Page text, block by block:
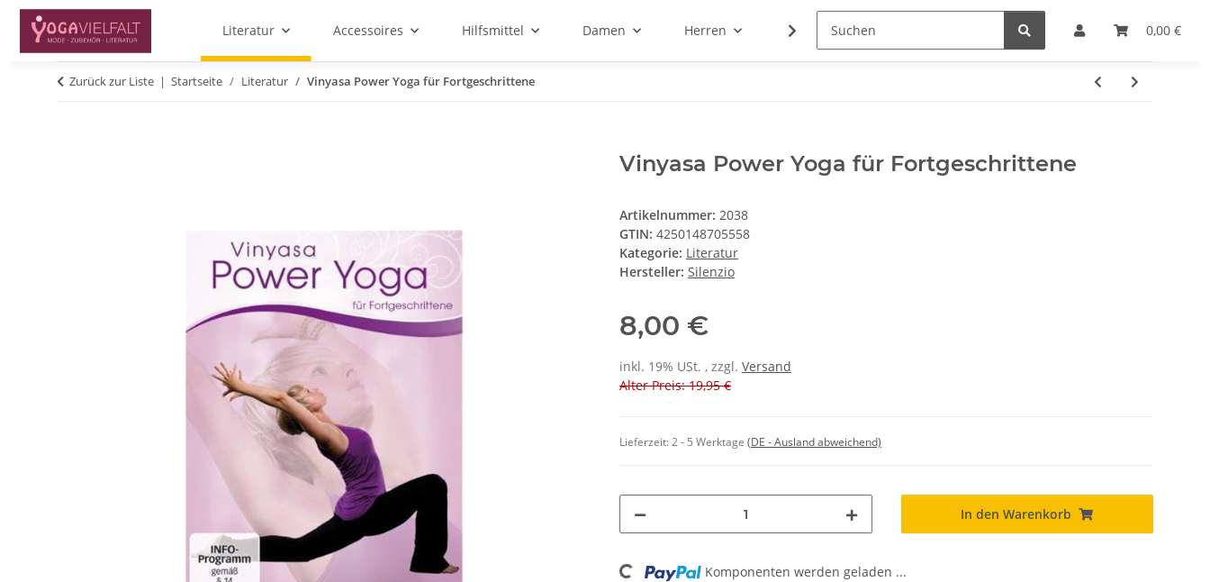
0,00 €
Literatur Accessoires Hilfsmittel Damen Herren Sale Hersteller
Zurück zur Liste Startseite Literatur Vinyasa Power Yoga für Fortgeschrittene
Vinyasa Power Yoga für Fortgeschrittene
Artikelnummer: 2038
GTIN: 4250148705558
Kategorie: Literatur
Hersteller: Silenzio
8,00 €
inkl. 19% USt. , zzgl. Versand
Alter Preis: 19,95 €
Lieferzeit:2 - 5 Werktage (DE - Ausland abweichend)
In den Warenkorb
Loading... Komponenten werden geladen ...